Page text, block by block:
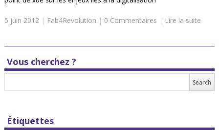
5 juin 2012 | Fab4Revolution | 0 Commentaires | Lire la suite
Vous cherchez ?
Étiquettes